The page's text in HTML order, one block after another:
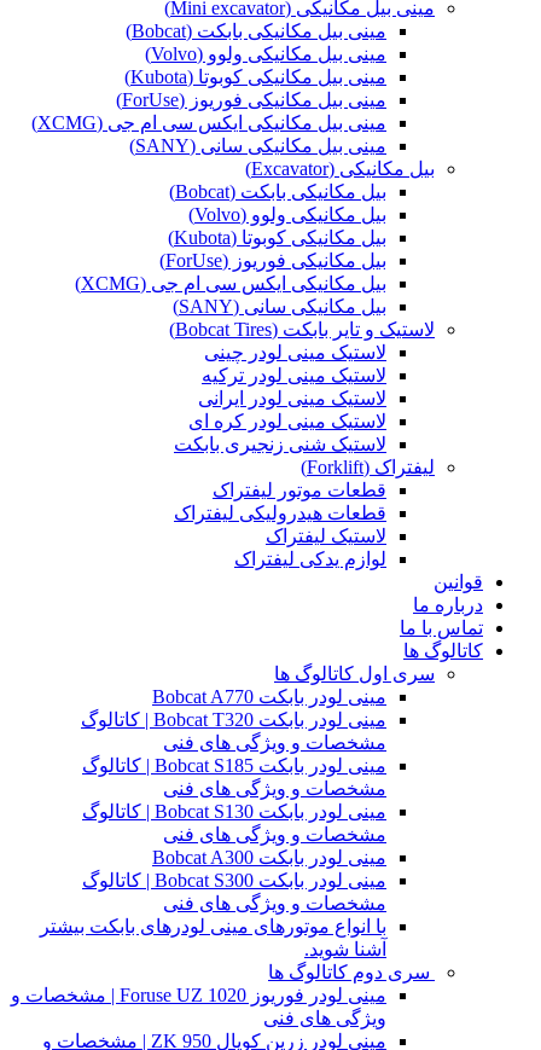
مینی بیل مکانیکی (Mini excavator)
مینی بیل مکانیکی بابکت (Bobcat)
مینی بیل مکانیکی ولوو (Volvo)
مینی بیل مکانیکی کوبوتا (Kubota)
مینی بیل مکانیکی فوریوز (ForUse)
مینی بیل مکانیکی ایکس سی ام جی (XCMG)
مینی بیل مکانیکی سانی (SANY)
بیل مکانیکی (Excavator)
بیل مکانیکی بابکت (Bobcat)
بیل مکانیکی ولوو (Volvo)
بیل مکانیکی کوبوتا (Kubota)
بیل مکانیکی فوریوز (ForUse)
بیل مکانیکی ایکس سی ام جی (XCMG)
بیل مکانیکی سانی (SANY)
لاستیک و تایر بابکت (Bobcat Tires)
لاستیک مینی لودر چینی
لاستیک مینی لودر ترکیه
لاستیک مینی لودر ایرانی
لاستیک مینی لودر کره ای
لاستیک شنی زنجیری بابکت
لیفتراک (Forklift)
قطعات موتور لیفتراک
قطعات هیدرولیکی لیفتراک
لاستیک لیفتراک
لوازم یدکی لیفتراک
قوانین
درباره ما
تماس با ما
کاتالوگ ها
سری اول کاتالوگ ها
مینی لودر بابکت Bobcat A770
مینی لودر بابکت Bobcat T320 | کاتالوگ
مشخصات و ویژگی های فنی
مینی لودر بابکت Bobcat S185 | کاتالوگ
مشخصات و ویژگی های فنی
مینی لودر بابکت Bobcat S130 | کاتالوگ
مشخصات و ویژگی های فنی
مینی لودر بابکت Bobcat A300
مینی لودر بابکت Bobcat S300 | کاتالوگ
مشخصات و ویژگی های فنی
با انواع موتورهای مینی لودرهای بابکت بیشتر
آشنا شوید.
سری دوم کاتالوگ ها
مینی لودر فوریوز Foruse UZ 1020 | مشخصات و
ویژگی های فنی
مینی لودر زرین کوپال ZK 950 | مشخصات و